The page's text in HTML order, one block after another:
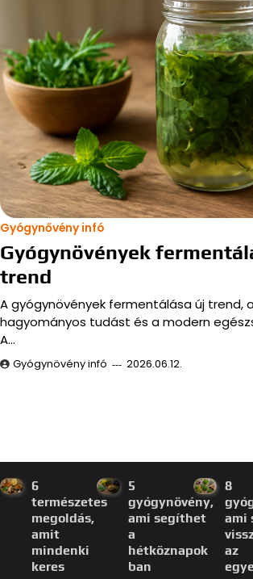
Gyógynővény infó
Gyógynövények
trend
A gyógynövények fermentálása új trend,
hagyományos tudást és a modern
A…
Gyógynövény infó 2026.06.12.
6
természetes
megoldás,
amit
mindenki
keres
5
gyógynövény,
ami segíthet
a
hétköznapok
ban
8
ami
az